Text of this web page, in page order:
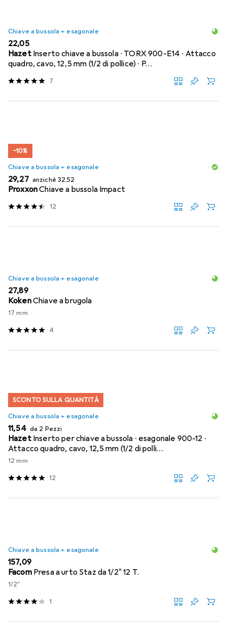
Chiave a bussola + esagonale
EUR
22,05
Hazet Inserto chiave a bussola ∙ TORX 900-E14 ∙ Attacco
quadro, cavo, 12,5 mm (1/2 di pollice) ∙ P…
7
−10%
Chiave a bussola + esagonale
EUR
29,27 anziché EUR
32,52
ProxxonChiave a bussola Impact
12
Chiave a bussola + esagonale
EUR
27,89
KokenChiave a brugola
17 mm
4
SCONTO SULLA QUANTITÀ
Chiave a bussola + esagonale
EUR
11,54 da 2 Pezzi
Hazet Inserto per chiave a bussola ∙ esagonale 900-12 ∙
Attacco quadro, cavo, 12,5 mm (1/2 di polli…
12 mm
12
Chiave a bussola + esagonale
EUR
157,09
Facom Presa a urto Staz da 1/2" 12 T.
1/2"
1